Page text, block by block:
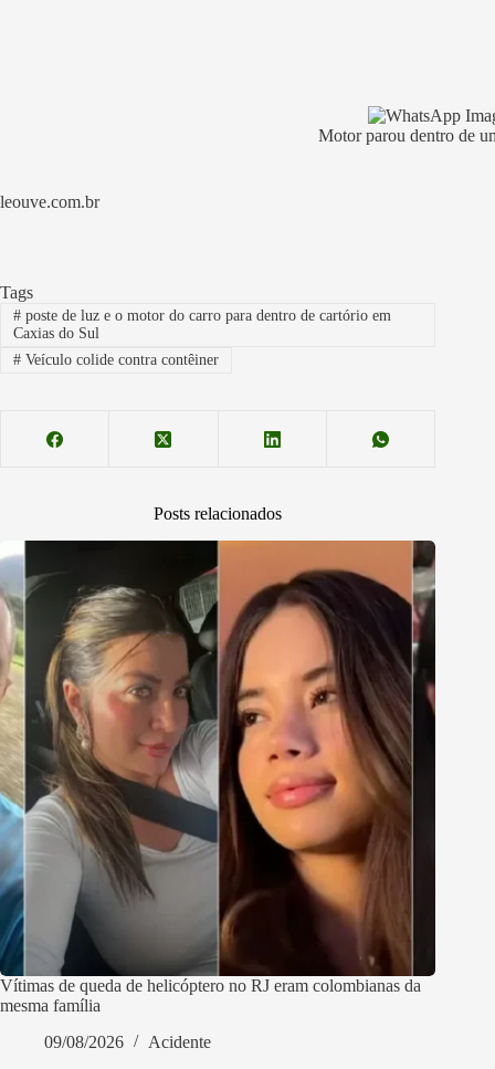
Motor parou dentro de
leouve.com.br
Tags
#poste de luz e o motor do carro para dentro de cartório em
Caxias do Sul
#Veículo colide contra contêiner
Posts relacionados
Vítimas de queda de helicóptero no RJ eram colombianas da
mesma família
09/08/2026
Acidente